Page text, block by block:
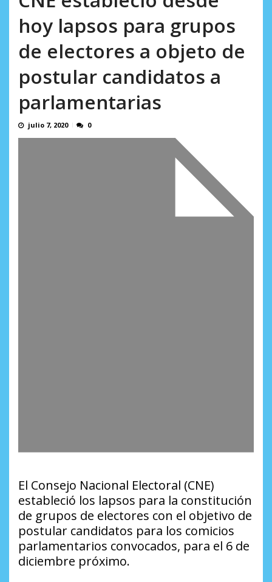
hoy lapsos para grupos
de electores a objeto de
postular candidatos a
parlamentarias
julio 7, 2020 0
El Consejo Nacional Electoral (CNE)
estableció los lapsos para la constitución
de grupos de electores con el objetivo de
postular candidatos para los comicios
parlamentarios convocados, para el 6 de
diciembre próximo.